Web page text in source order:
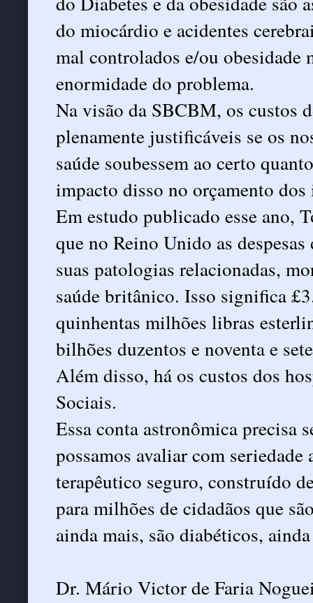
do miocárdio e acidentes
mal controlados e/ou obesidade
enormidade do problema.
Na visão da SBCBM, os custos
plenamente justificáveis se os
saúde soubessem ao certo
impacto disso no orçamento
Em estudo publicado esse ano,
que no Reino Unido as
suas patologias relacionadas,
saúde britânico. Isso significa
quinhentas milhões libras
bilhões duzentos e noventa e
Além disso, há os custos dos
Sociais.
Essa conta astronômica precisa
possamos avaliar com
terapêutico seguro, construído
para milhões de cidadãos que
ainda mais, são diabéticos,
Dr. Mário Victor de Faria